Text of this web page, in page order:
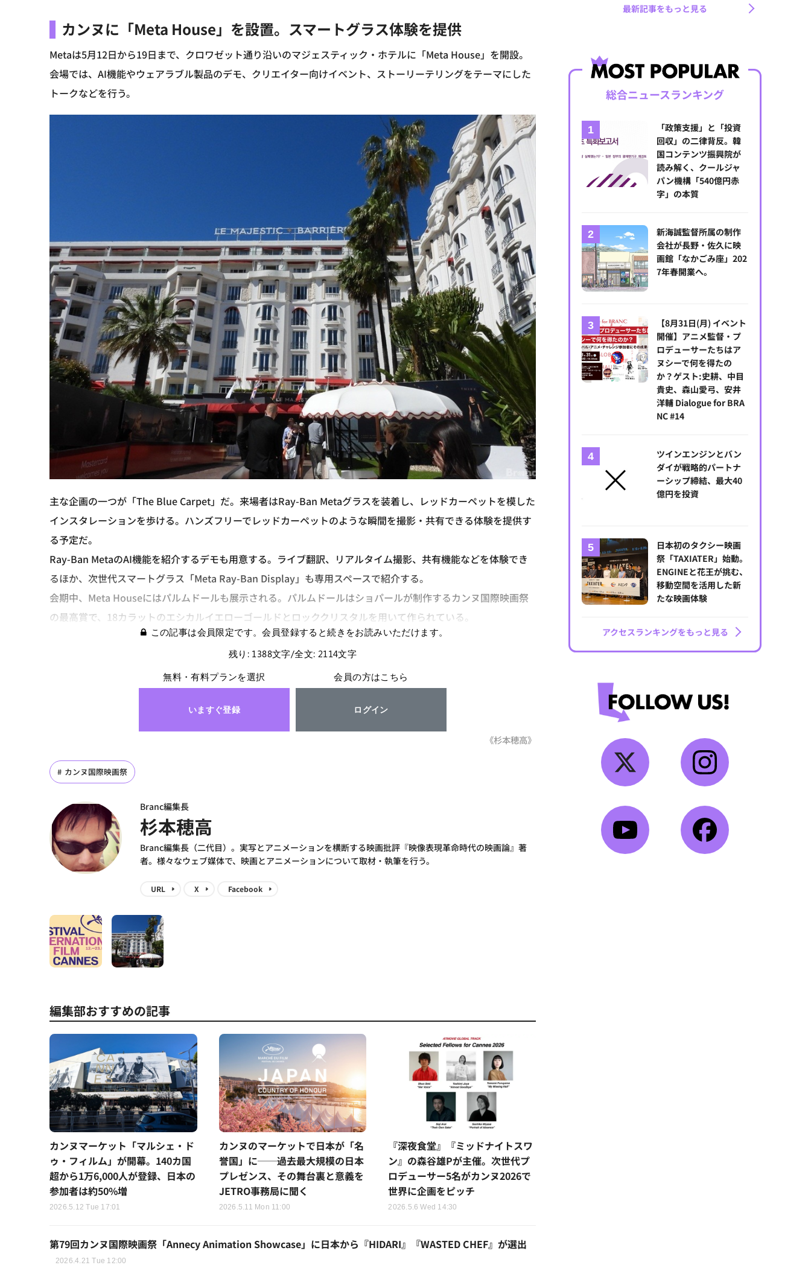
カンヌに「Meta House」を設置。スマートグラス体験を提供
Metaは5月12日から19日まで、クロワゼット通り沿いのマジェスティック・ホテルに「Meta House」を開設。
会場では、AI機能やウェアラブル製品のデモ、クリエイター向けイベント、ストーリーテリングをテーマにした
トークなどを行う。
主な企画の一つが「The Blue Carpet」だ。来場者はRay-Ban Metaグラスを装着し、レッドカーペットを模した
インスタレーションを歩ける。ハンズフリーでレッドカーペットのような瞬間を撮影・共有できる体験を提供す
る予定だ。
Ray-Ban MetaのAI機能を紹介するデモも用意する。ライブ翻訳、リアルタイム撮影、共有機能などを体験でき
るほか、次世代スマートグラス「Meta Ray-Ban Display」も専用スペースで紹介する。
会期中、Meta Houseにはパルムドールも展示される。パルムドールはショパールが制作するカンヌ国際映画祭
の最高賞で、18カラットのエシカルイエローゴールドとロッククリスタルを用いて作られている。
この記事は会員限定です。会員登録すると続きをお読みいただけます。
残り: 1388文字/全文: 2114文字
無料・有料プランを選択
いますぐ登録
会員の方はこちら
ログイン
《杉本穂高》
カンヌ国際映画祭
Branc編集長
杉本穂高
Branc編集長（二代目）。実写とアニメーションを横断する映画批評『映像表現革命時代の映画論』著
者。様々なウェブ媒体で、映画とアニメーションについて取材・執筆を行う。
URL X Facebook
編集部おすすめの記事
カンヌマーケット「マルシェ・ド
ゥ・フィルム」が開幕。140カ国
超から1万6,000人が登録、日本の
参加者は約50%増
2026.5.12 Tue 17:01
カンヌのマーケットで日本が「名
誉国」に──過去最大規模の日本
プレゼンス、その舞台裏と意義を
JETRO事務局に聞く
2026.5.11 Mon 11:00
『深夜食堂』『ミッドナイトスワ
ン』の森谷雄Pが主催。次世代プ
ロデューサー5名がカンヌ2026で
世界に企画をピッチ
2026.5.6 Wed 14:30
第79回カンヌ国際映画祭「Annecy Animation Showcase」に日本から『HIDARI』『WASTED CHEF』が選出
2026.4.21 Tue 12:00
最新記事をもっと見る
総合ニュースランキング
「政策支援」と「投資
回収」の二律背反。韓
国コンテンツ振興院が
読み解く、クールジャ
パン機構「540億円赤
字」の本質
新海誠監督所属の制作
会社が長野・佐久に映
画館「なかごみ座」202
7年春開業へ。
【8月31日(月) イベント
開催】アニメ監督・プ
ロデューサーたちはア
ヌシーで何を得たの
か？ゲスト:史耕、中目
貴史、森山愛弓、安井
洋輔 Dialogue for BRA
NC #14
ツインエンジンとバン
ダイが戦略的パートナ
ーシップ締結、最大40
億円を投資
日本初のタクシー映画
祭「TAXIATER」始動。
ENGINEと花王が挑む、
移動空間を活用した新
たな映画体験
アクセスランキングをもっと見る